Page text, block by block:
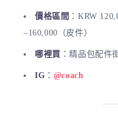
價格區間 ：KRW
–160,000（皮件）
哪裡買 ：精品包配件
IG ： @coach